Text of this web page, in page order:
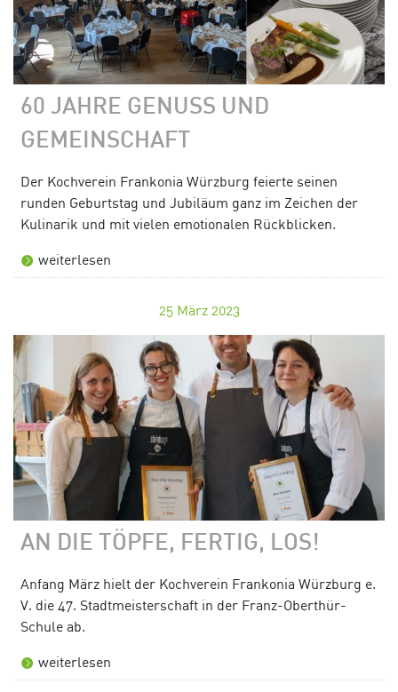
60 JAHRE GENUSS UND
GEMEINSCHAFT
Der Kochverein Frankonia Würzburg feierte seinen
runden Geburtstag und Jubiläum ganz im Zeichen der
Kulinarik und mit vielen emotionalen Rückblicken.
weiterlesen
25 März 2023
AN DIE TÖPFE, FERTIG, LOS!
Anfang März hielt der Kochverein Frankonia Würzburg e.
V. die 47. Stadtmeisterschaft in der Franz-Oberthür-
Schule ab.
weiterlesen